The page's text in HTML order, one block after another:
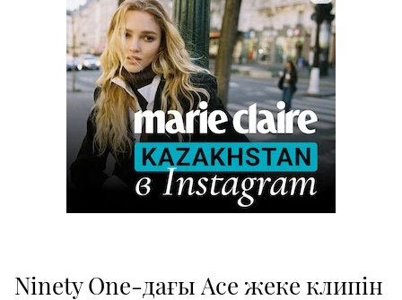
Ninety One-дағы Ace жеке клипін